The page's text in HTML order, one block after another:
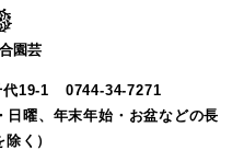
園芸
19-1
0744-34-7271
曜、年末年始・お盆などの長
く）